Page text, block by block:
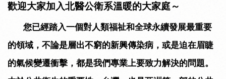
歡迎大家加入北醫公衛系溫暖的大家庭～
您已經踏入一個對人類福祉和全球永續發展最重要
的領域，不論是層出不窮的新興傳染病，或是迫在眉睫
的氣候變遷衝擊，都是我們專業上要致力解決的問題。